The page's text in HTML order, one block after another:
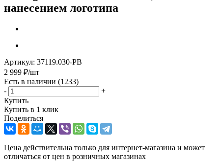
нанесением логотипа
Артикул: 37119.030-PB
2 999 ₽/шт
Есть в наличии (1233)
-
+
Купить
Купить в 1 клик
Поделиться
Цена действительна только для интернет-магазина и может
отличаться от цен в розничных магазинах